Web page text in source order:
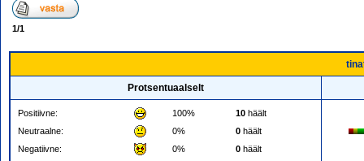
1/1
Protsentuaalselt
Positiivne: 100% 10 häält
Neutraalne:
0% 0 häält
Negatiivne:
0% 0 häält